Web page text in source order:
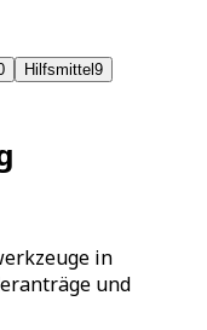
Hilfsmittel 9
in
und